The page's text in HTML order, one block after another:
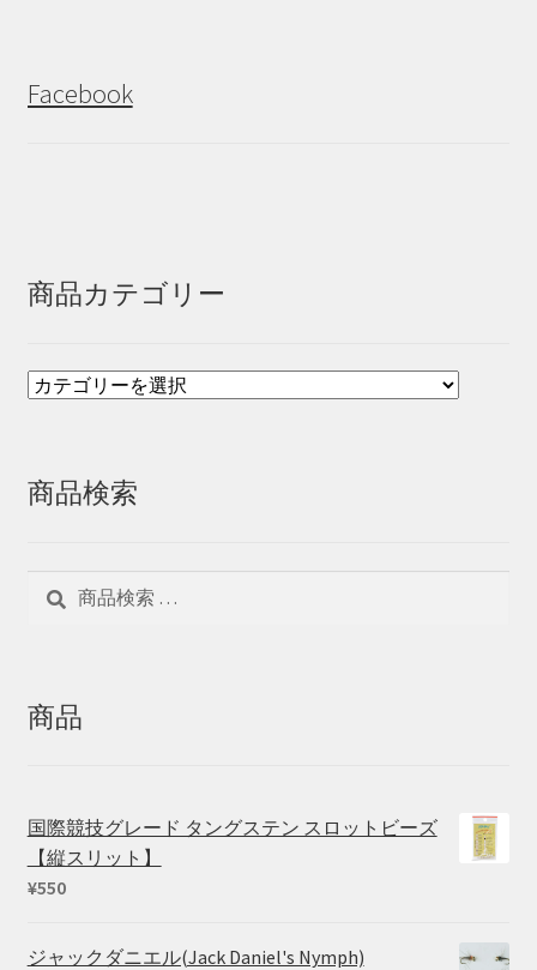
Facebook
商品カテゴリー
商品検索
商品
国際競技グレード タングステン スロットビーズ
【縦スリット】
¥550
ジャックダニエル(Jack Daniel's Nymph)